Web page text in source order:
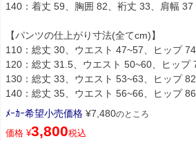
140：着丈 59、胸囲 82、裄丈 33、肩幅 37
【パンツの仕上がり寸法(全てcm)】
110：総丈 30、ウエスト 47~57、ヒップ
120：総丈 31.5、ウエスト 50~60、ヒップ
130：総丈 33、ウエスト 53~63、ヒップ
140：総丈 35、ウエスト 56~66、ヒップ
ﾒｰｶｰ希望小売価格 ¥7,480のところ
価格 ¥3,800税込